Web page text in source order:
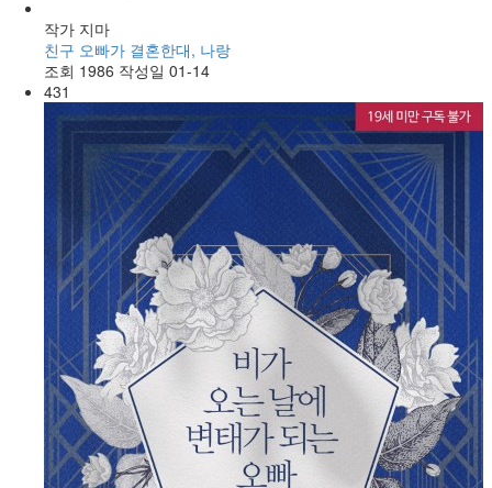
작가 지마
친구 오빠가 결혼한대, 나랑
조회 1986 작성일 01-14
431